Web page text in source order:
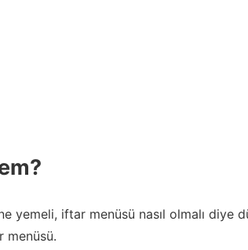
yemeli, iftar menüsü nasıl olmalı diye
menüsü.